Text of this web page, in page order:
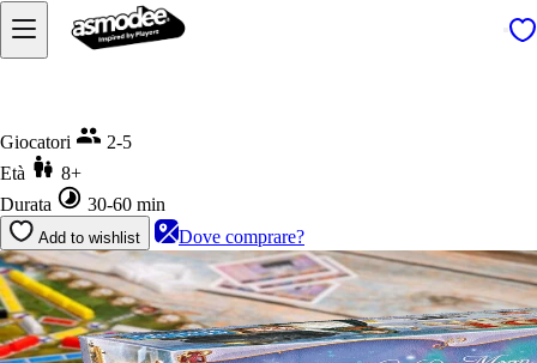
Giocatori
2-5
Età
8+
Durata
30-60 min
Add to wishlist Dove comprare?